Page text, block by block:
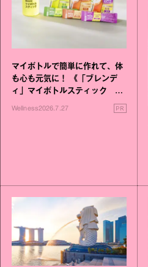
マイボトルで簡単に作れて、体
も心も元気に！ 《「ブレンデ
ィ」マイボトルスティック い
いこと毎日》シリーズが誕生
Wellness2026.7.27 PR